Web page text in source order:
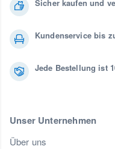
Sicher kaufen und
Kundenservice bis
Jede Bestellung ist
Unser Unternehmen
Über uns